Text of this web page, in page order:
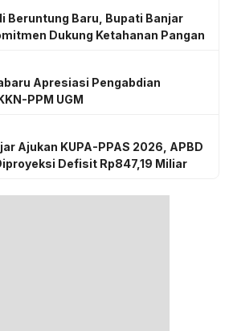
Beruntung Baru, Bupati Banjar
Dukung Ketahanan Pangan
Apresiasi Pengabdian
PPM UGM
Ajukan KUPA-PPAS 2026, APBD
Defisit Rp847,19 Miliar